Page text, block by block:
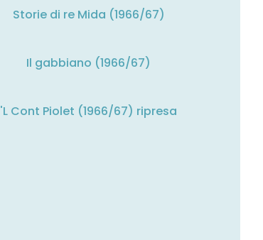
Storie di re Mida (1966/67)
Il gabbiano (1966/67)
'L Cont Piolet (1966/67) ripresa